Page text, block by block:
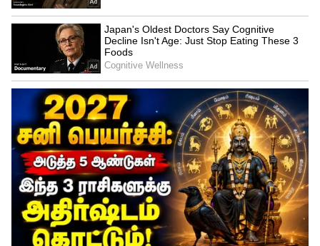
அறிகுறிகளுடன் உள்ளதாகவும், அதே
நேரத்தில் பாதிக்கப்படுபவர்கள்
எண்ணிக்கை சற்று அதிகமாகி உள்ளதாக
கூறினார். திருச்சி மாவட்டத்தில்
இன்ஃபுளுவென்சாவால் பாதிக்கப்பட்ட 7
பேர் வீட்டுத்தனிமையில் இருப்பதாக கூறிய
அவர், இருந்த போதும் மக்கள் அச்சம்
அடைய தேவையில்லையென கூறினார்.